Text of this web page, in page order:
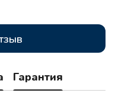
Гарантия